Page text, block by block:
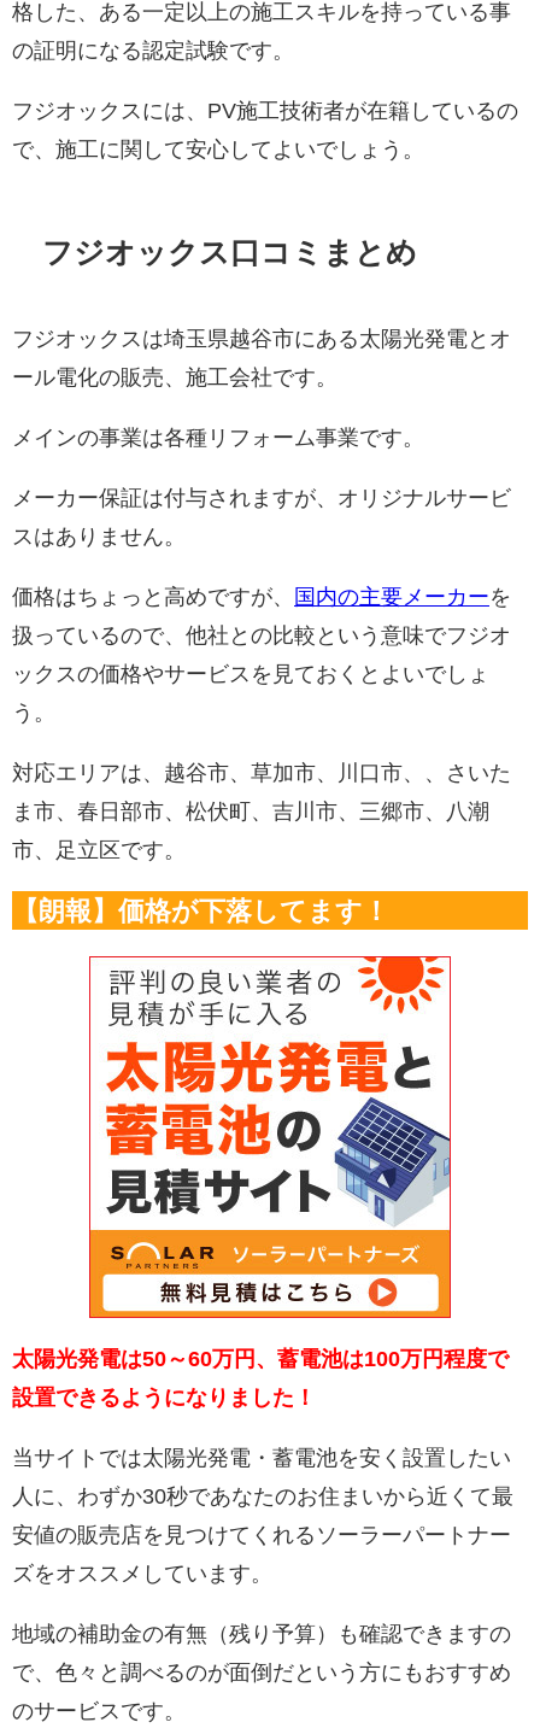
格した、ある一定以上の施工スキルを持っている事
の証明になる認定試験です。
フジオックスには、PV施工技術者が在籍しているの
で、施工に関して安心してよいでしょう。
フジオックス口コミまとめ
フジオックスは埼玉県越谷市にある太陽光発電とオ
ール電化の販売、施工会社です。
メインの事業は各種リフォーム事業です。
メーカー保証は付与されますが、オリジナルサービ
スはありません。
価格はちょっと高めですが、 国内の主要メーカーを
扱っているので、他社との比較という意味でフジオ
ックスの価格やサービスを見ておくとよいでしょ
う。
対応エリアは、越谷市、草加市、川口市、、さいた
ま市、春日部市、松伏町、吉川市、三郷市、八潮
市、足立区です。
【朗報】価格が下落してます！
太陽光発電は50～60万円、蓄電池は100万円程度で
設置できるようになりました！
当サイトでは太陽光発電・蓄電池を安く設置したい
人に、わずか30秒であなたのお住まいから近くて最
安値の販売店を見つけてくれるソーラーパートナー
ズをオススメしています。
地域の補助金の有無（残り予算）も確認できますの
で、色々と調べるのが面倒だという方にもおすすめ
のサービスです。